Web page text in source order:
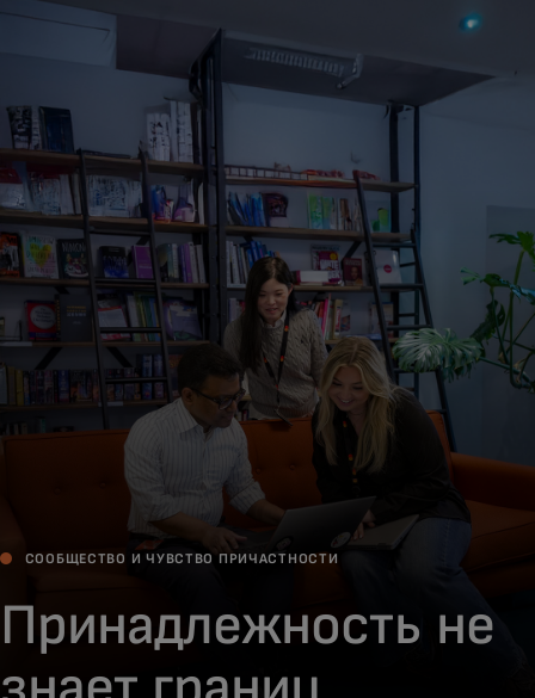
Для вас
Для бизнеса
Для всего мира
Для новаторов
Новости и тренды
СООБЩЕСТВО И ЧУВСТВО ПРИЧАСТНОСТИ
Принадлежность не